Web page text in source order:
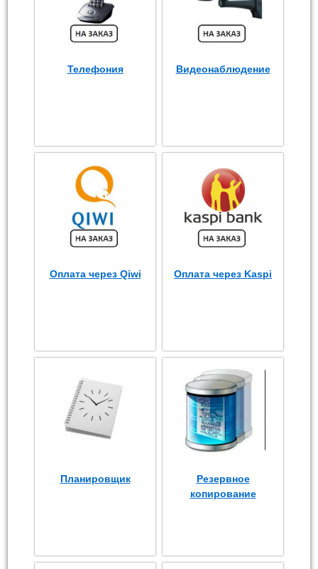
Телефония Видеонаблюдение
Оплата через Qiwi Оплата через Kaspi
Планировщик
Резервное
копирование